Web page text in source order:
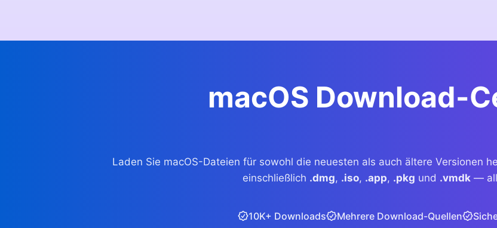
macOS Download-
Laden Sie macOS-Dateien für sowohl die neuesten als auch ältere Versionen
einschließlich .dmg, .iso, .app, .pkg und .vmdk—
10K+ Downloads Mehrere Download-Quellen